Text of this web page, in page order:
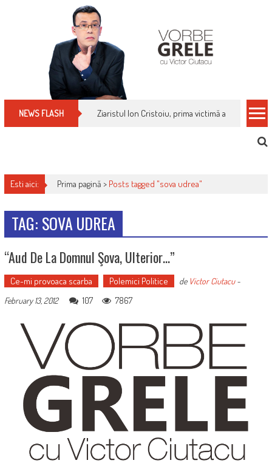
NEWS FLASH Ziaristul Ion Cristoiu, prima victimă a noi
Esti aici: Prima pagină > Posts tagged "sova udrea"
TAG: SOVA UDREA
“Aud De La Domnul Şova, Ulterior…”
Ce-mi provoaca scarba Polemici Politice de Victor Ciutacu-
February 13, 2012
107 7867